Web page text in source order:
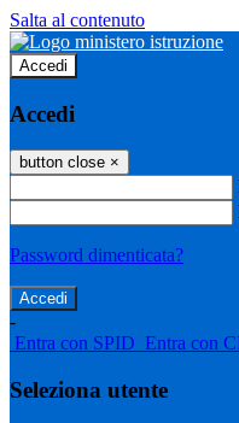
Salta al contenuto
Accedi
Accedi
button close ×
Password dimenticata?
-
Entra con SPID Entra con
Seleziona utente